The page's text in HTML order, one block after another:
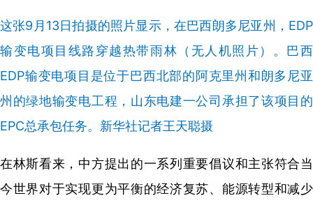
这张9月13日拍摄的照片显示，在巴西朗多尼亚州，EDP
输变电项目线路穿越热带雨林（无人机照片）。巴西
EDP输变电项目是位于巴西北部的阿克里州和朗多尼亚
州的绿地输变电工程，山东电建一公司承担了该项目的
EPC总承包任务。新华社记者王天聪摄
在林斯看来，中方提出的一系列重要倡议和主张符合当
今世界对于实现更为平衡的经济复苏、能源转型和减少